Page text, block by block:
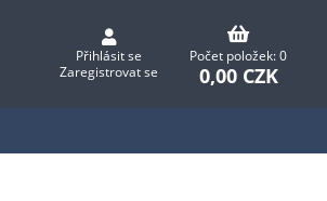
Přihlásit se
Zaregistrovat se
Počet položek: 0
0,00 CZK